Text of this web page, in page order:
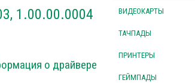
1.00.00.0004
о драйвере
ВИДЕОКАРТЫ
ТАЧПАДЫ
ПРИНТЕРЫ
ГЕЙМПАДЫ